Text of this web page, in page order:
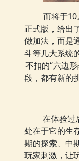
而将于10
正式版，给出
做加法，而是
斗等几大系统
不扣的“六边
段，都有新的
在体验过
处在于它的生
期的探索、中
玩家刺激，让